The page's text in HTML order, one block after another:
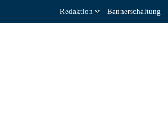
Redaktion Bannerschaltung